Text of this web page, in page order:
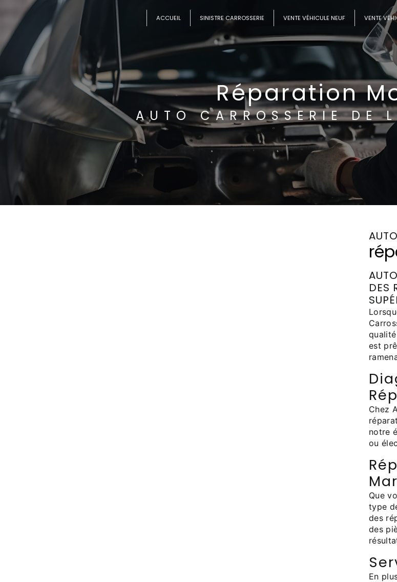
ACCUEIL SINISTRE CARROSSERIE VENTE VÉHICULE NEUF VENTE
Réparation
AUTO CARROSSERIE DE
DES
est
Chez
notre
ou
Que
type
des
des
En
Panneau de gestion des cookies